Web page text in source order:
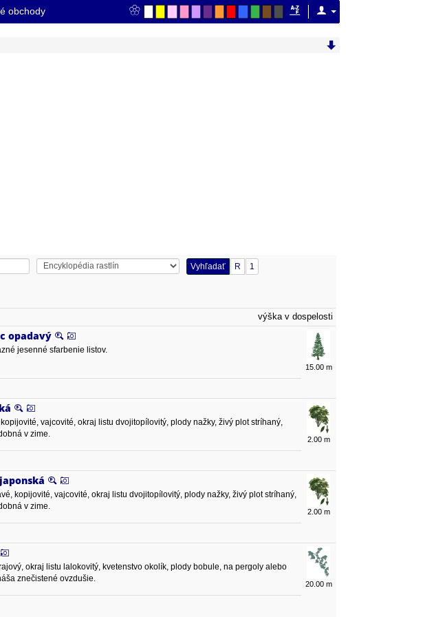
obchody
Vyhľadať R 1
výška v dospelosti
opadavý
jesenné sfarbenie listov.
15.00 m
vajcovité, okraj listu dvojitopílovitý, plody nažky, živý plot stríhaný,
v zime.
2.00 m
kopijovité, vajcovité, okraj listu dvojitopílovitý, plody nažky, živý plot stríhaný,
v zime.
2.00 m
okraj listu lalokovitý, kvetenstvo okolík, plody bobule, na pergoly alebo
znečistené ovzdušie.
20.00 m